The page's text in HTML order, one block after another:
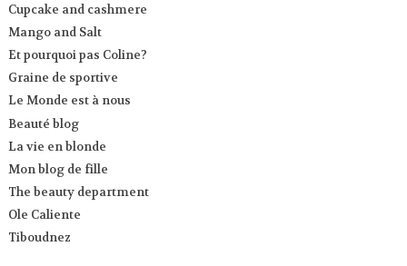
Cupcake and cashmere
Mango and Salt
Et pourquoi pas Coline?
Graine de sportive
Le Monde est à nous
Beauté blog
La vie en blonde
Mon blog de fille
The beauty department
Ole Caliente
Tiboudnez